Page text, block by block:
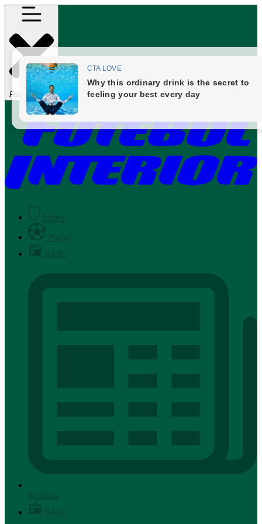
Fechar Menu
Times
Placar
Rádio
Notícias
Rádio